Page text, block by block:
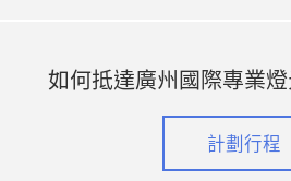
如何抵達廣州國際專業
計劃行程